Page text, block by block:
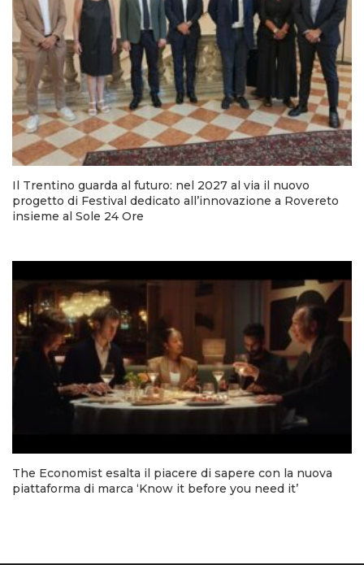
Il Trentino guarda al futuro: nel 2027 al via il nuovo
progetto di Festival dedicato all’innovazione a Rovereto
insieme al Sole 24 Ore
The Economist esalta il piacere di sapere con la nuova
piattaforma di marca ‘Know it before you need it’